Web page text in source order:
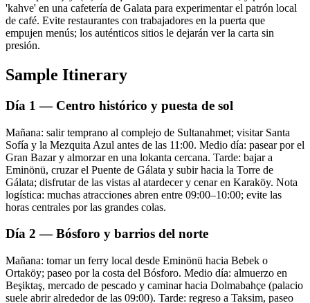
'kahve' en una cafetería de Galata para experimentar el patrón local
de café. Evite restaurantes con trabajadores en la puerta que
empujen menús; los auténticos sitios le dejarán ver la carta sin
presión.
Sample Itinerary
Día 1 — Centro histórico y puesta de sol
Mañana: salir temprano al complejo de Sultanahmet; visitar Santa
Sofía y la Mezquita Azul antes de las 11:00. Medio día: pasear por el
Gran Bazar y almorzar en una lokanta cercana. Tarde: bajar a
Eminönü, cruzar el Puente de Gálata y subir hacia la Torre de
Gálata; disfrutar de las vistas al atardecer y cenar en Karaköy. Nota
logística: muchas atracciones abren entre 09:00–10:00; evite las
horas centrales por las grandes colas.
Día 2 — Bósforo y barrios del norte
Mañana: tomar un ferry local desde Eminönü hacia Bebek o
Ortaköy; paseo por la costa del Bósforo. Medio día: almuerzo en
Beşiktaş, mercado de pescado y caminar hacia Dolmabahçe (palacio
suele abrir alrededor de las 09:00). Tarde: regreso a Taksim, paseo